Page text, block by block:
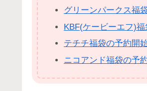
グリーンパークス福
KBF(ケービーエフ)
テチチ福袋の予約開
ニコアンド福袋の予